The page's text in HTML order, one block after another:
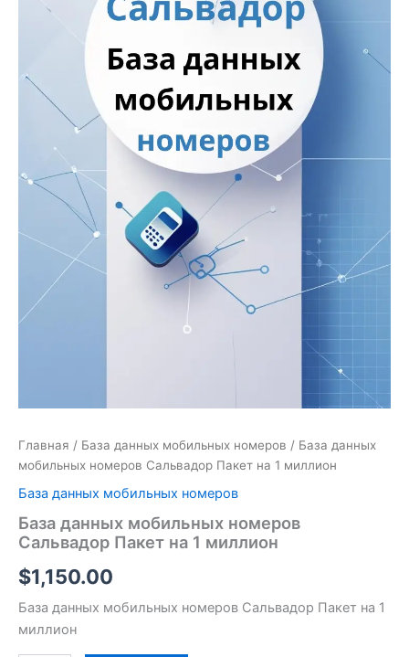
Главная / База данных мобильных номеров / База данных
мобильных номеров Сальвадор Пакет на 1 миллион
База данных мобильных номеров
База данных мобильных номеров
Сальвадор Пакет на 1 миллион
$1,150.00
База данных мобильных номеров Сальвадор Пакет на 1
миллион